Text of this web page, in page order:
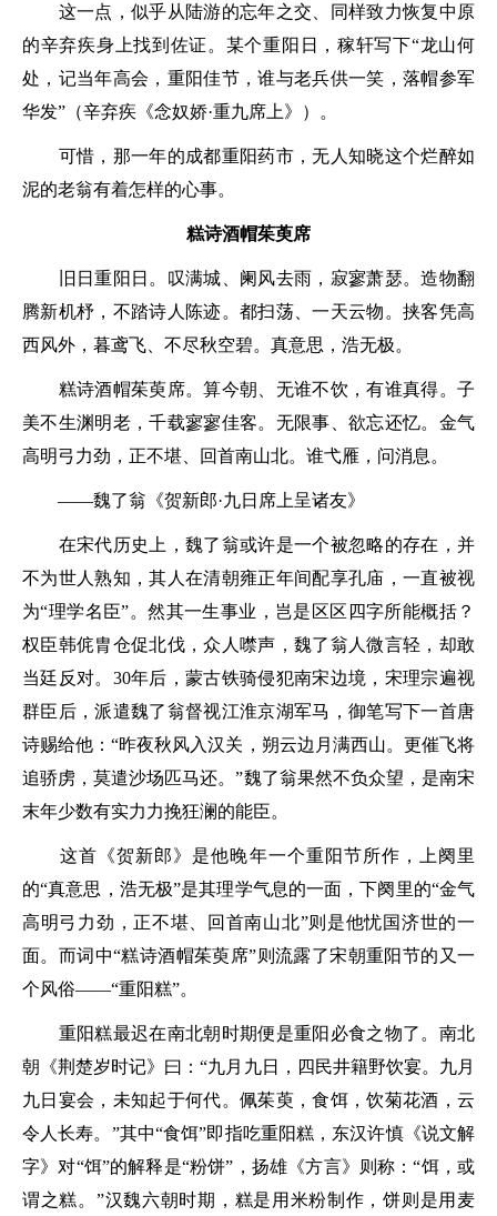
这一点，似乎从陆游的忘年之交、同样致力恢复中原
的辛弃疾身上找到佐证。某个重阳日，稼轩写下“龙山何
处，记当年高会，重阳佳节，谁与老兵供一笑，落帽参军
华发” （辛弃疾《念奴娇·重九席上》）。
可惜，那一年的成都重阳药市，无人知晓这个烂醉如
泥的老翁有着怎样的心事。
糕诗酒帽茱萸席
旧日重阳日。叹满城、阑风去雨，寂寥萧瑟。造物翻
腾新机杼，不踏诗人陈迹。都扫荡、一天云物。挟客凭高
西风外，暮鸢飞、不尽秋空碧。真意思，浩无极。
糕诗酒帽茱萸席。算今朝、无谁不饮，有谁真得。子
美不生渊明老，千载寥寥佳客。无限事、欲忘还忆。金气
高明弓力劲，正不堪、回首南山北。谁弋雁，问消息。
——魏了翁《贺新郎·九日席上呈诸友》
在宋代历史上，魏了翁或许是一个被忽略的存在，并
不为世人熟知，其人在清朝雍正年间配享孔庙，一直被视
为“理学名臣”。然其一生事业，岂是区区四字所能概括？
权臣韩侂胄仓促北伐，众人噤声，魏了翁人微言轻，却敢
当廷反对。30年后，蒙古铁骑侵犯南宋边境，宋理宗遍视
群臣后，派遣魏了翁督视江淮京湖军马，御笔写下一首唐
诗赐给他：“昨夜秋风入汉关，朔云边月满西山。更催飞将
追骄虏，莫遣沙场匹马还。”魏了翁果然不负众望，是南宋
末年少数有实力力挽狂澜的能臣。
这首《贺新郎》是他晚年一个重阳节所作，上阕里
的“真意思，浩无极”是其理学气息的一面，下阕里的“金气
高明弓力劲，正不堪、回首南山北”则是他忧国济世的一
面。而词中“糕诗酒帽茱萸席”则流露了宋朝重阳节的又一
个风俗——“重阳糕”。
重阳糕最迟在南北朝时期便是重阳必食之物了。南北
朝《荆楚岁时记》曰：“九月九日，四民井籍野饮宴。九月
九日宴会，未知起于何代。佩茱萸，食饵，饮菊花酒，云
令人长寿。”其中“食饵”即指吃重阳糕，东汉许慎《说文解
字》对“饵”的解释是“粉饼”，扬雄《方言》则称：“饵，或
谓之糕。”汉魏六朝时期，糕是用米粉制作，饼则是用麦